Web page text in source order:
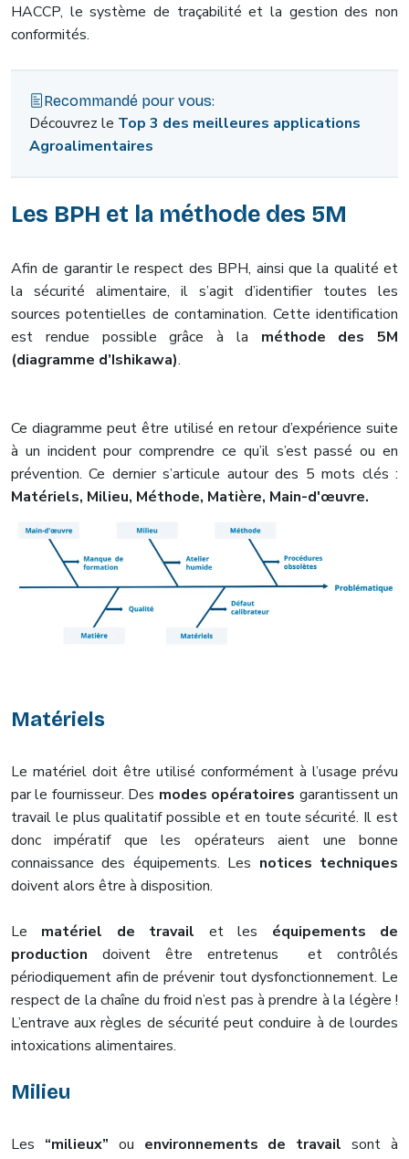
HACCP, le système de traçabilité et la gestion des non
conformités.
Recommandé pour vous:
Découvrez le Top 3 des meilleures applications
Agroalimentaires
Les BPH et la méthode des 5M
Afin de garantir le respect des BPH, ainsi que la qualité et
la sécurité alimentaire, il s’agit d’identifier toutes les
sources potentielles de contamination. Cette identification
est rendue possible grâce à la méthode des 5M
(diagramme d’Ishikawa).
Ce diagramme peut être utilisé en retour d’expérience suite
à un incident pour comprendre ce qu’il s’est passé ou en
prévention. Ce dernier s’articule autour des 5 mots clés :
Matériels, Milieu, Méthode, Matière, Main-d'œuvre.
Matériels
Le matériel doit être utilisé conformément à l’usage prévu
par le fournisseur. Des modes opératoires garantissent un
travail le plus qualitatif possible et en toute sécurité. Il est
donc impératif que les opérateurs aient une bonne
connaissance des équipements. Les notices techniques
doivent alors être à disposition.
Le matériel de travail et les équipements de
production doivent être entretenus et contrôlés
périodiquement afin de prévenir tout dysfonctionnement. Le
respect de la chaîne du froid n’est pas à prendre à la légère !
L’entrave aux règles de sécurité peut conduire à de lourdes
intoxications alimentaires.
Milieu
Les “milieux” ou environnements de travail sont à